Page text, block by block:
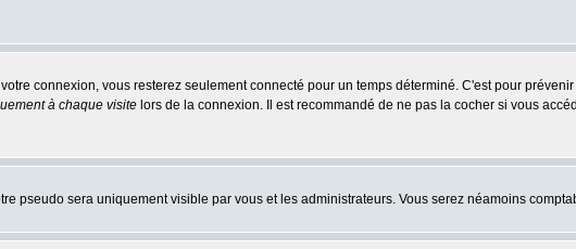
votre connexion, vous resterez seulement connecté pour un temps déterminé. C'est pour
à chaque visite lors de la connexion. Il est recommandé de ne pas la cocher si vous
pseudo sera uniquement visible par vous et les administrateurs. Vous serez néamoins